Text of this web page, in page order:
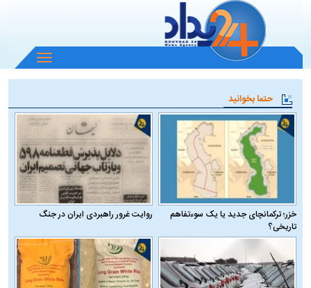
باز
و
منو
حتما بخوانید
خزر؛ ترکمانچای جدید یا یک سوءتفاهم
تاریخی؟
روایت غرور راهبردی ایران در جنگ